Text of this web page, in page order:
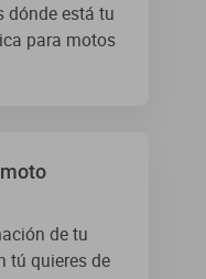
dónde está tu
para motos
de tu
tú quieres de